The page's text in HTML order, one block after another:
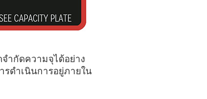
ำกัดความจุได้อย่าง
ดำเนินการอยู่ภายใน